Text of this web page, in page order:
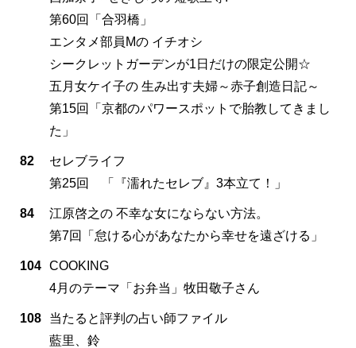
第60回「合羽橋」
エンタメ部員Mの イチオシ
シークレットガーデンが1日だけの限定公開☆
五月女ケイ子の 生み出す夫婦～赤子創造日記～
第15回「京都のパワースポットで胎教してきまし
た」
82
セレブライフ
第25回 「『濡れたセレブ』3本立て！」
84
江原啓之の 不幸な女にならない方法。
第7回「怠ける心があなたから幸せを遠ざける」
104 COOKING
4月のテーマ「お弁当」牧田敬子さん
108
当たると評判の占い師ファイル
藍里、鈴